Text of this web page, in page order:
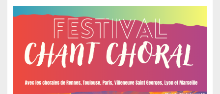
choral